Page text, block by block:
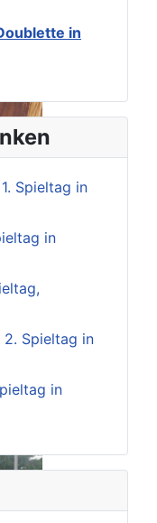
in
Spieltag in
in
Spieltag in
in